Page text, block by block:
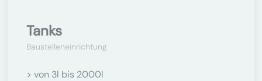
Tanks
Baustelleneinrichtung
> von 3l bis 2000l